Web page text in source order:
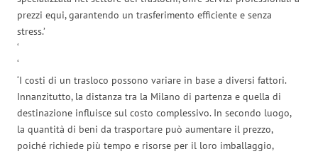
prezzi equi, garantendo un trasferimento efficiente e senza
stress.’
‘
‘
‘I costi di un trasloco possono variare in base a diversi fattori.
Innanzitutto, la distanza tra la Milano di partenza e quella di
destinazione influisce sul costo complessivo. In secondo luogo,
la quantità di beni da trasportare può aumentare il prezzo,
poiché richiede più tempo e risorse per il loro imballaggio,